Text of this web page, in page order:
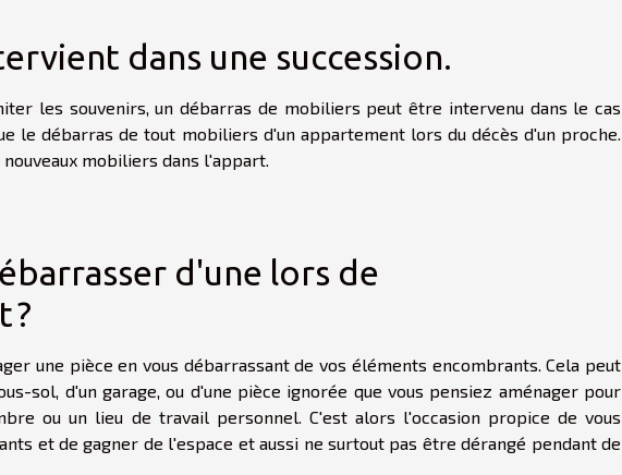
dans une succession.
les souvenirs, un débarras de mobiliers peut être intervenu dans le cas
le débarras de tout mobiliers d'un appartement lors du décès d'un proche.
mobiliers dans l'appart.
d'une lors de
?
une pièce en vous débarrassant de vos éléments encombrants. Cela peut
sol, d'un garage, ou d'une pièce ignorée que vous pensiez aménager pour
ou un lieu de travail personnel. C'est alors l'occasion propice de vous
et de gagner de l'espace et aussi ne surtout pas être dérangé pendant de